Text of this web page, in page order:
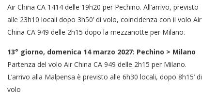
Air China CA 1414 delle 19h20 per Pechino. All’arrivo, previsto
alle 23h10 locali dopo 3h50’ di volo, coincidenza con il volo Air
China CA 949 delle 2h15 dopo la mezzanotte per Milano.
13° giorno, domenica 14 marzo 2027: Pechino > Milano
Partenza del volo Air China CA 949 delle 2h15 per Milano.
L’arrivo alla Malpensa è previsto alle 6h30 locali, dopo 8h15’ di
volo